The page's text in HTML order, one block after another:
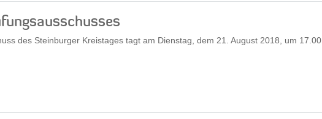
des Steinburger Kreistages tagt am Dienstag, dem 21. August 2018, um 17.00